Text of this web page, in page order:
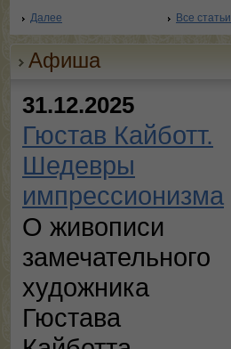
Далее Все статьи
Афиша
31.12.2025
Гюстав Кайботт.
Шедевры
импрессионизма
О живописи
замечательного
художника
Гюстава